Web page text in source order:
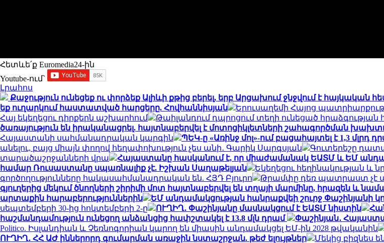
Հետևե՛ք Euromedia24-ին
Youtube-ում`
Լրահոս
Քաջություն ունեցեք ու փորձեք Ալիևի քթից բերել, երբ Արցախում ջնջվում է հայկական
եք ուղարկում հաստատված հարցերը. Հովհաննիսյան
Երուսաղեմի Հայոց
Հայ եկեղեցու դիրքերն աշխարհում
Թաիլանդում դպրոցում տեղի ունեցած հրաձգության
ծառայություն են իրականացրել. հայտնաբերվել է մոտոցիկլետների շահագործման
Հայաստանի սահմանադրական կարգին
ՊԵԿ-ը «Առինջ մոլ»-ում բացահայտել է 1,3
անելու, բայց միայն փողով հեղափոխություն չես անի․ Գարիկ Սարգսյան
Գուտերեշը
տարածաշրջանների վրա
Հայաստանը հասկանում է, որ միաժամանակ ԵԱՏՄ և ԵՄ անդամ
համար Ռուսաստանը սպառնալիք չէ. Իշխան Սաղաթելյան
Եկեղեցու հեղինակության և
գործողությունները հակասահմանադրական են. ՀՅԴ Բյուրո
Թրամփը դեռ պատրաստ չէ
գյուղերից մեկում ծնողների շիրիմի մոտ հայտնաբերվել են տղայի մարմինը, հրազեն և
արտաքին հարաբերություններին
ԵՄ անդամակցության հանրաքվեի շուրջ Փաշինյանի
սեպտեմբերի 30-ից հոկտեմբերի 2-ը
ՈՒՂԻՂ․ Փաշինյանը մասնակցում է ԵԱՏՄ նիստին
հաշմանդամություն ունեցող անձանցից հափշտակել է 13.8 մլն դրամ
Փաշինյան․
Politico. Իսլանդիան և Չեռնոգորիան կարող են միասին անդամակցել ԵՄ-ին 2028 թվականին
ՈՒՂԻՂ․ ՀՀ ԱԺ իններորդ գումարման առաջին նստաշրջան. թեժ ելույթներ
Մեկից բիզնես